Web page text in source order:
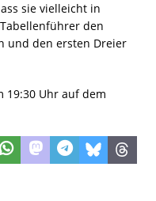
sie vielleicht in
den
und den ersten Dreier
19:30 Uhr auf dem